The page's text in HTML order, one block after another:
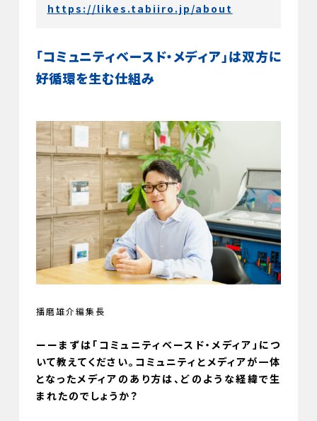
https://likes.tabiiro.jp/about
「コミュニティベースド・メディア」は双方に
好循環を生む仕組み
播磨雄介編集長
ーーまずは「コミュニティベースド・メディア」につ
いて教えてください。コミュニティとメディアが一体
となったメディアのあり方は、どのような経緯で生
まれたのでしょうか？